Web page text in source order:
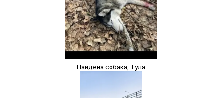
Найдена собака, Тула